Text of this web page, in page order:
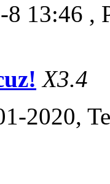
8 13:46 ,
X3.4
2020,